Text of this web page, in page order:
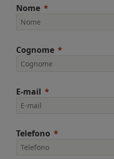
Nome
Cognome
E-mail
Telefono